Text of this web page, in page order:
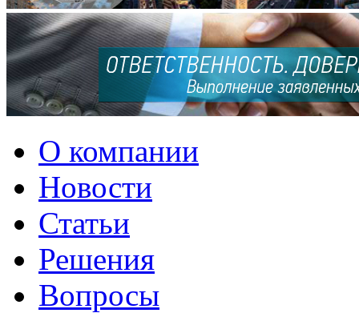
О компании
Новости
Статьи
Решения
Вопросы